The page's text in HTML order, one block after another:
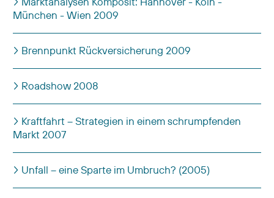
München - Wien 2009
Brennpunkt Rückversicherung 2009
Roadshow 2008
Kraftfahrt – Strategien in einem schrumpfenden
Markt 2007
Unfall – eine Sparte im Umbruch? (2005)